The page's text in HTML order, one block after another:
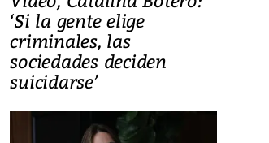
‘Si la gente elige
criminales, las
sociedades deciden
suicidarse’